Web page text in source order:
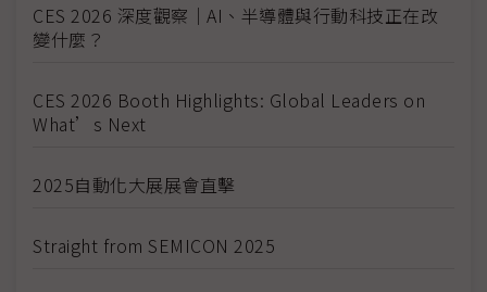
CES 2026 深度觀察｜AI、半導體與行動科技正在改
變什麼？
CES 2026 Booth Highlights: Global Leaders on
What’s Next
2025自動化大展展會直擊
Straight from SEMICON 2025